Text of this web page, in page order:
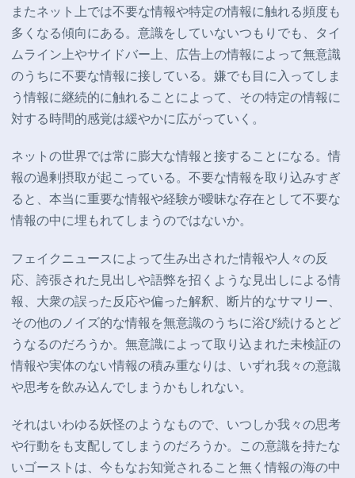
またネット上では不要な情報や特定の情報に触れる頻度も
多くなる傾向にある。意識をしていないつもりでも、タイ
ムライン上やサイドバー上、広告上の情報によって無意識
のうちに不要な情報に接している。嫌でも目に入ってしま
う情報に継続的に触れることによって、その特定の情報に
対する時間的感覚は緩やかに広がっていく。
ネットの世界では常に膨大な情報と接することになる。情
報の過剰摂取が起こっている。不要な情報を取り込みすぎ
ると、本当に重要な情報や経験が曖昧な存在として不要な
情報の中に埋もれてしまうのではないか。
フェイクニュースによって生み出された情報や人々の反
応、誇張された見出しや語弊を招くような見出しによる情
報、大衆の誤った反応や偏った解釈、断片的なサマリー、
その他のノイズ的な情報を無意識のうちに浴び続けるとど
うなるのだろうか。無意識によって取り込まれた未検証の
情報や実体のない情報の積み重なりは、いずれ我々の意識
や思考を飲み込んでしまうかもしれない。
それはいわゆる妖怪のようなもので、いつしか我々の思考
や行動をも支配してしまうのだろうか。この意識を持たな
いゴーストは、今もなお知覚されること無く情報の海の中